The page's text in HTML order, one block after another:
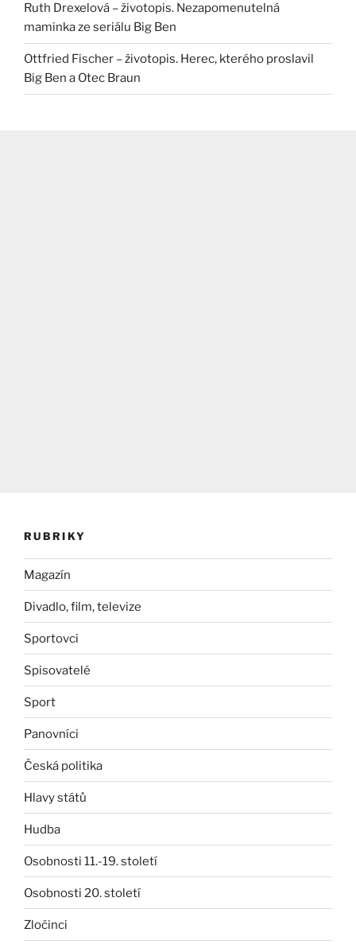
Ruth Drexelová – životopis. Nezapomenutelná
maminka ze seriálu Big Ben
Ottfried Fischer – životopis. Herec, kterého proslavil
Big Ben a Otec Braun
RUBRIKY
Magazín
Divadlo, film, televize
Sportovci
Spisovatelé
Sport
Panovníci
Česká politika
Hlavy států
Hudba
Osobnosti 11.-19. století
Osobnosti 20. století
Zločinci